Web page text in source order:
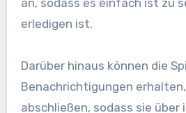
an, sodass es einfach ist zu
erledigen ist.
Darüber hinaus können die
Benachrichtigungen
abschließen, sodass sie über